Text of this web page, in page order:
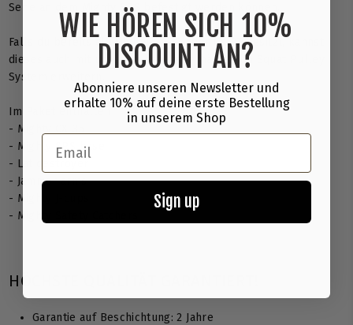
Serie an dem Mighty SPS befestigt werden können.
Falls du bereits ein Mighty CX-35 oder CX-37 besitzt, kannst
dieses auch mit unserem separat erhältlichen Squat Pulley
System erweitern.
Im Paket enthalten
- Mighty CX-35
- Mighty SPS base
- Lat destroyer
- Jammer arms
- Mighty J-cups
- Mighty Safety Catchers
HÖCHSTE QUALITÄT GARANTIERT!
Garantie auf Beschichtung: 2 Jahre
WIE HÖREN SICH 10%
DISCOUNT AN?
Abonniere unseren Newsletter und
erhalte 10% auf deine erste Bestellung
in unserem Shop
Email
Sign up